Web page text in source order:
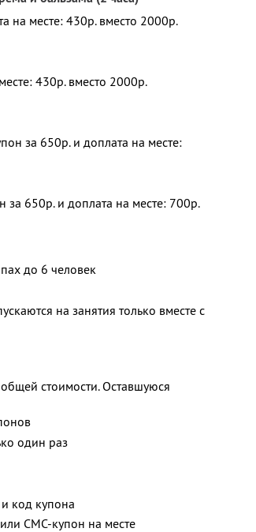
на месте: 430р. вместо 2000р.
430р. вместо 2000р.
за 650р. и доплата на месте:
за 650р. и доплата на месте: 700р.
до 6 человек
на занятия только вместе с
стоимости. Оставшуюся
один раз
код купона
СМС-купон на месте